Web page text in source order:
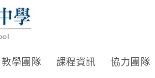
教學團隊 課程資訊 協力團隊